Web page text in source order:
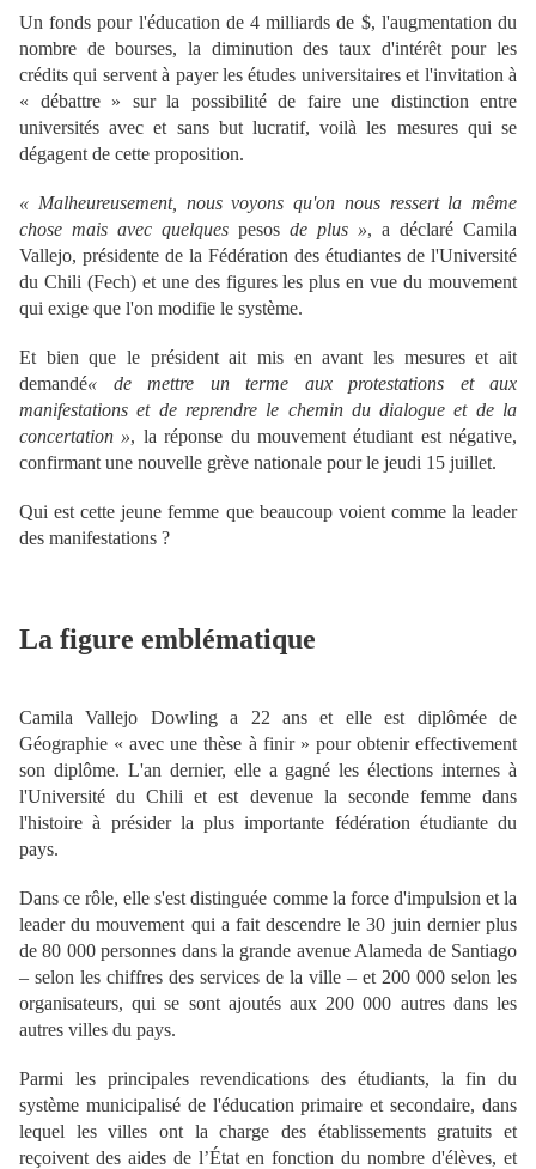
Un fonds pour l'éducation de 4 milliards de $, l'augmentation du
nombre de bourses, la diminution des taux d'intérêt pour les
crédits qui servent à payer les études universitaires et l'invitation à
« débattre » sur la possibilité de faire une distinction entre
universités avec et sans but lucratif, voilà les mesures qui se
dégagent de cette proposition.
« Malheureusement, nous voyons qu'on nous ressert la même
chose mais avec quelques pesos de plus », a déclaré Camila
Vallejo, présidente de la Fédération des étudiantes de l'Université
du Chili (Fech) et une des figures les plus en vue du mouvement
qui exige que l'on modifie le système.
Et bien que le président ait mis en avant les mesures et ait
demandé« de mettre un terme aux protestations et aux
manifestations et de reprendre le chemin du dialogue et de la
concertation », la réponse du mouvement étudiant est négative,
confirmant une nouvelle grève nationale pour le jeudi 15 juillet.
Qui est cette jeune femme que beaucoup voient comme la leader
des manifestations ?
La figure emblématique
Camila Vallejo Dowling a 22 ans et elle est diplômée de
Géographie « avec une thèse à finir » pour obtenir effectivement
son diplôme. L'an dernier, elle a gagné les élections internes à
l'Université du Chili et est devenue la seconde femme dans
l'histoire à présider la plus importante fédération étudiante du
pays.
Dans ce rôle, elle s'est distinguée comme la force d'impulsion et la
leader du mouvement qui a fait descendre le 30 juin dernier plus
de 80 000 personnes dans la grande avenue Alameda de Santiago
– selon les chiffres des services de la ville – et 200 000 selon les
organisateurs, qui se sont ajoutés aux 200 000 autres dans les
autres villes du pays.
Parmi les principales revendications des étudiants, la fin du
système municipalisé de l'éducation primaire et secondaire, dans
lequel les villes ont la charge des établissements gratuits et
reçoivent des aides de l’État en fonction du nombre d'élèves, et